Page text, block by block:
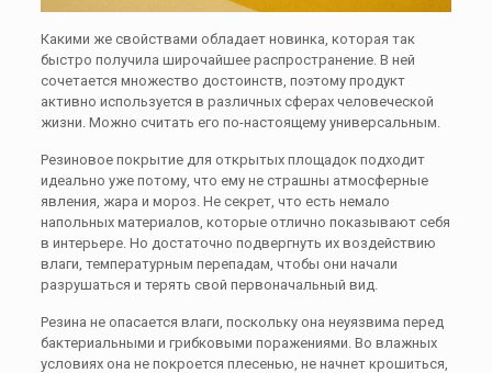
Какими же свойствами обладает новинка, которая так
быстро получила широчайшее распространение. В ней
сочетается множество достоинств, поэтому продукт
активно используется в различных сферах человеческой
жизни. Можно считать его по-настоящему универсальным.
Резиновое покрытие для открытых площадок подходит
идеально уже потому, что ему не страшны атмосферные
явления, жара и мороз. Не секрет, что есть немало
напольных материалов, которые отлично показывают себя
в интерьере. Но достаточно подвергнуть их воздействию
влаги, температурным перепадам, чтобы они начали
разрушаться и терять свой первоначальный вид.
Резина не опасается влаги, поскольку она неуязвима перед
бактериальными и грибковыми поражениями. Во влажных
условиях она не покроется плесенью, не начнет крошиться,